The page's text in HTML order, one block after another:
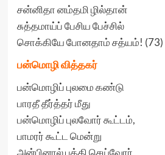
சன்னிதா னம்தமி ழில்தான்
சுத்தமாய்ப் பேசிய பேச்சில்
சொக்கியே போனதாம் சத்யம்! (73)
பன்மொழி வித்தகர்
பன்மொழிப் புலமை கண்டு
பாரதீ தீர்த்தர் மீது
பன்மொழிப் புலவோர் கூட்டம்,
பாமரர் கூட்ட மென்று
அன்பினால் பக்தி செய்வோர்